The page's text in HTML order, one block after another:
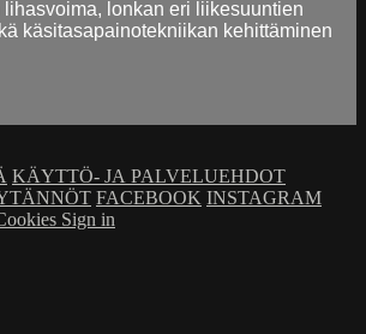
lihasvoima, lonkan eri liikesuuntien
käsitasapainotekniikan kehittäminen
KÄYTTÖ- JA PALVELUEHDOT
FACEBOOK INSTAGRAM
Sign in